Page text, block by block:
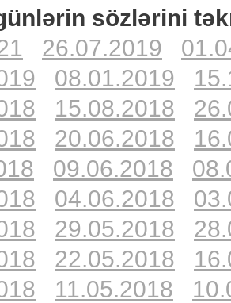
sözlərini
26.07.2019
08.01.2019
15.08.2018
20.06.2018
09.06.2018
04.06.2018
29.05.2018
22.05.2018
11.05.2018